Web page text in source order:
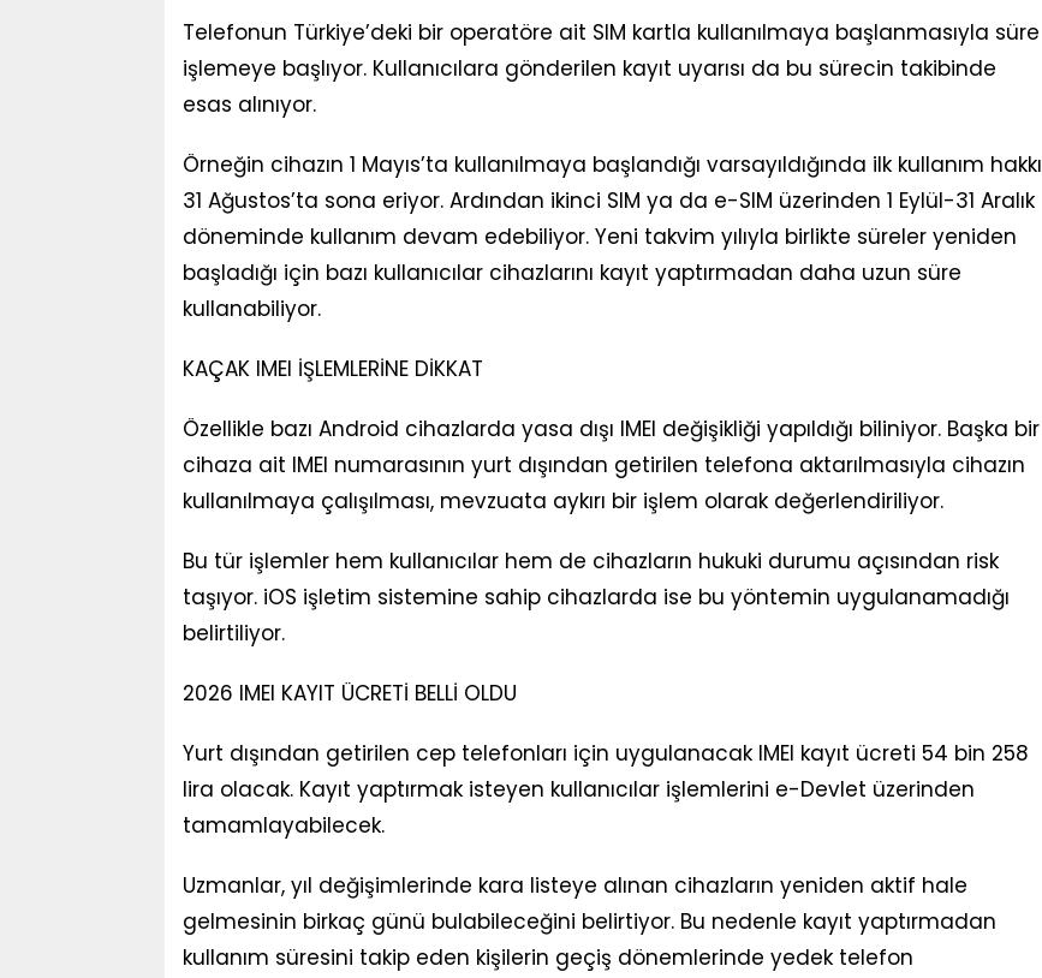
Telefonun Türkiye’deki bir operatöre ait SIM kartla kullanılmaya başlanmasıyla süre
işlemeye başlıyor. Kullanıcılara gönderilen kayıt uyarısı da bu sürecin takibinde
esas alınıyor.
Örneğin cihazın 1 Mayıs’ta kullanılmaya başlandığı varsayıldığında ilk kullanım hakkı
31 Ağustos’ta sona eriyor. Ardından ikinci SIM ya da e-SIM üzerinden 1 Eylül-31 Aralık
döneminde kullanım devam edebiliyor. Yeni takvim yılıyla birlikte süreler yeniden
başladığı için bazı kullanıcılar cihazlarını kayıt yaptırmadan daha uzun süre
kullanabiliyor.
KAÇAK IMEI İŞLEMLERİNE DİKKAT
Özellikle bazı Android cihazlarda yasa dışı IMEI değişikliği yapıldığı biliniyor. Başka bir
cihaza ait IMEI numarasının yurt dışından getirilen telefona aktarılmasıyla cihazın
kullanılmaya çalışılması, mevzuata aykırı bir işlem olarak değerlendiriliyor.
Bu tür işlemler hem kullanıcılar hem de cihazların hukuki durumu açısından risk
taşıyor. iOS işletim sistemine sahip cihazlarda ise bu yöntemin uygulanamadığı
belirtiliyor.
2026 IMEI KAYIT ÜCRETİ BELLİ OLDU
Yurt dışından getirilen cep telefonları için uygulanacak IMEI kayıt ücreti 54 bin 258
lira olacak. Kayıt yaptırmak isteyen kullanıcılar işlemlerini e-Devlet üzerinden
tamamlayabilecek.
Uzmanlar, yıl değişimlerinde kara listeye alınan cihazların yeniden aktif hale
gelmesinin birkaç günü bulabileceğini belirtiyor. Bu nedenle kayıt yaptırmadan
kullanım süresini takip eden kişilerin geçiş dönemlerinde yedek telefon